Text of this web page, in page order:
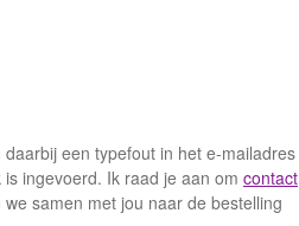
een typefout in het e-mailadres
ingevoerd. Ik raad je aan om contact
samen met jou naar de bestelling